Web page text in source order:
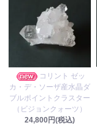
コリント ゼッ
カ・デ・ソーザ産水晶ダ
ブルポイントクラスター
（ビジョンクォーツ）
24,800円(税込)